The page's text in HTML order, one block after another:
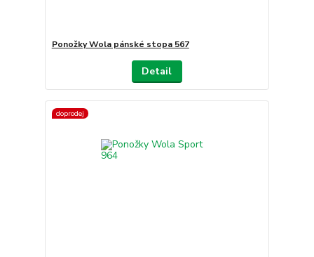
Ponožky Wola pánské stopa 567
Detail
doprodej